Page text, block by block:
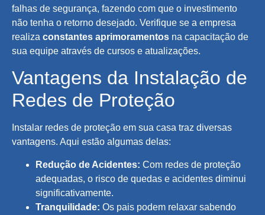
falhas de segurança, fazendo com que o investimento
não tenha o retorno desejado. Verifique se a empresa
realiza constantes aprimoramentos na capacitação de
sua equipe através de cursos e atualizações.
Vantagens da Instalação de
Redes de Proteção
Instalar redes de proteção em sua casa traz diversas
vantagens. Aqui estão algumas delas:
Redução de Acidentes: Com redes de proteção
adequadas, o risco de quedas e acidentes diminui
significativamente.
Tranquilidade: Os pais podem relaxar sabendo